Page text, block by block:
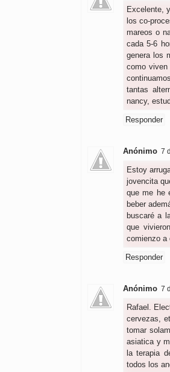
Excelente,
los co-
mareos o
cada 5-6
genera los
como
tantas
nancy,
Responder
Anónimo 7
Estoy
jovencita
que me he
beber
buscaré a
que
comienzo a
Responder
Anónimo 7
Rafael.
cervezas,
tomar
asiatica y
la terapia
todos los